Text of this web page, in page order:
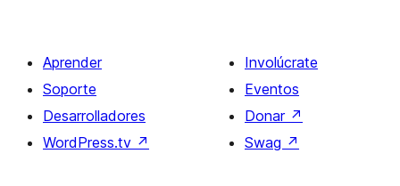
Aprender
Soporte
Desarrolladores
WordPress.tv ↗
Involúcrate
Eventos
Donar ↗
Swag ↗